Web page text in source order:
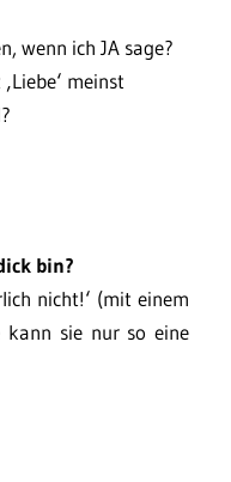
wenn ich JA sage?
meinst
bin?
nicht!‘ (mit einem
sie nur so eine